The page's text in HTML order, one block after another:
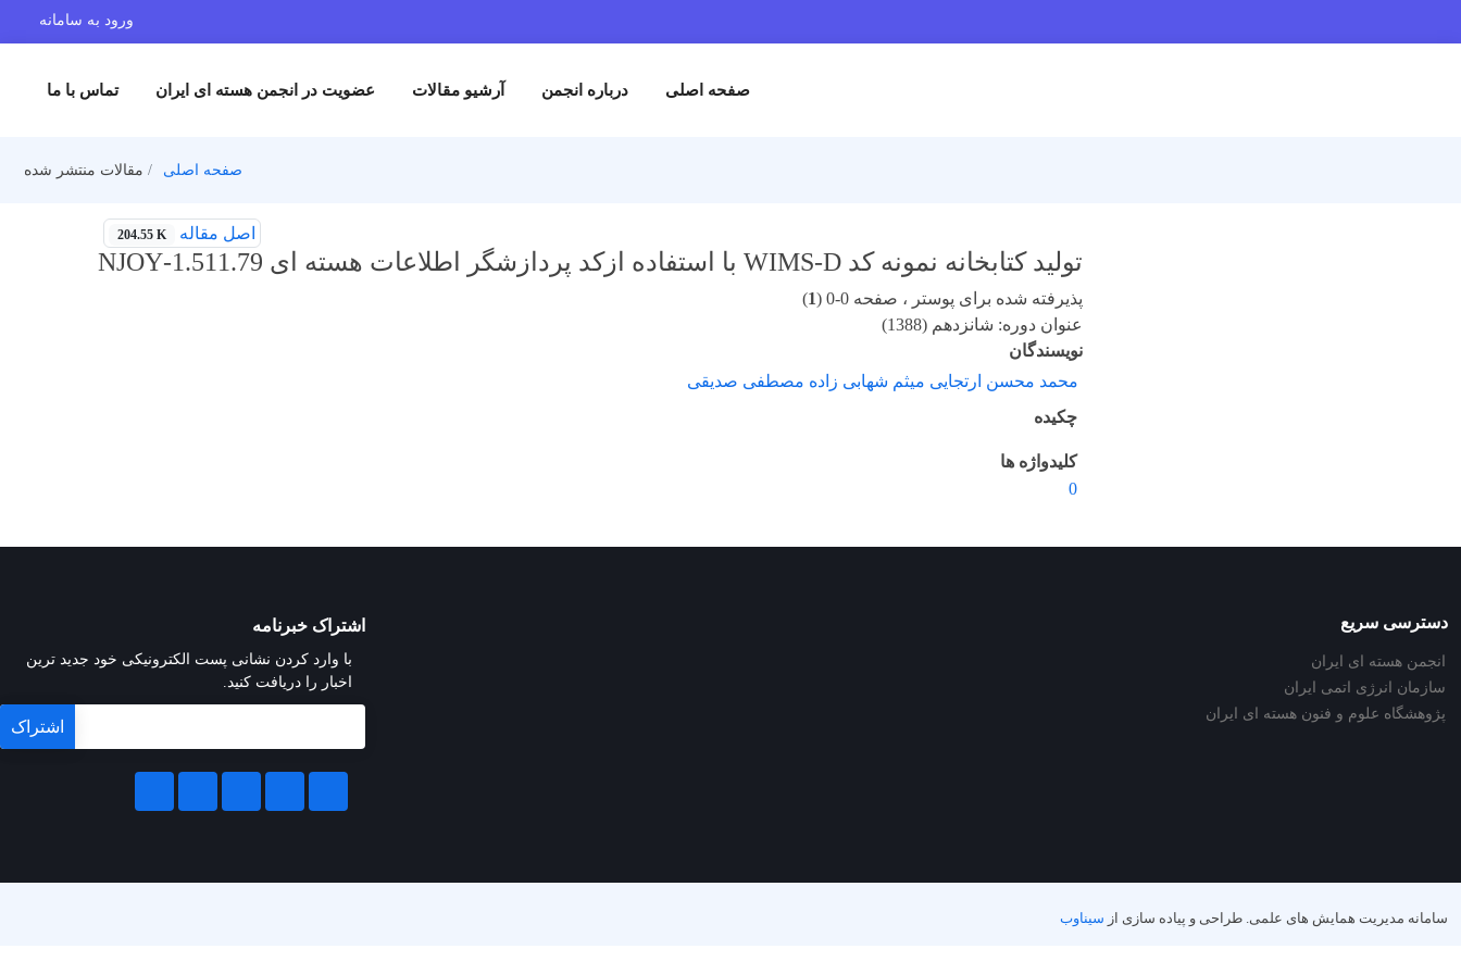
ورود به سامانه
صفحه اصلی درباره انجمن آرشیو مقالات عضویت در انجمن هسته ای ایران تماس با ما
صفحه اصلی مقالات منتشر شده
اصل مقاله 204.55 K
تولید کتابخانه نمونه کد WIMS-D با استفاده ازکد پردازشگر اطلاعات هسته ای 1.511.79-NJOY
پذیرفته شده برای پوستر ، صفحه 0-0 ( 1
)
عنوان دوره: شانزدهم (1388)
نویسندگان
محمد محسن ارتجایی میثم شهابی زاده مصطفی صدیقی
چکیده
کلیدواژه ها
0
دسترسی سریع
انجمن هسته ای ایران
سازمان انرژی اتمی ایران
پژوهشگاه علوم و فنون هسته ای ایران
اشتراک خبرنامه
با وارد کردن نشانی پست الکترونیکی خود جدید ترین
اخبار را دریافت کنید.
سامانه مدیریت همایش های علمی. طراحی و پیاده سازی از سیناوب